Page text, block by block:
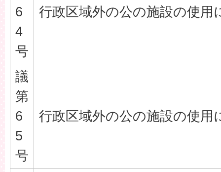
6
4
号
行政区域外の公の施設の使用
議
第
6
5
号
行政区域外の公の施設の使用